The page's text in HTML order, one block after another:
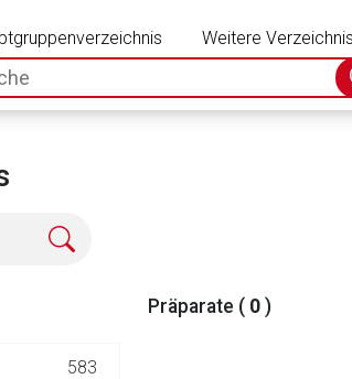
Weitere
583
Präparate ( 0 )